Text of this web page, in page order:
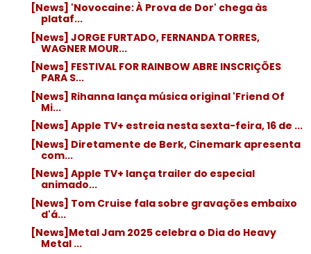
[News] 'Novocaine: À Prova de Dor' chega às
plataf...
[News] JORGE FURTADO, FERNANDA TORRES,
WAGNER MOUR...
[News] FESTIVAL FOR RAINBOW ABRE INSCRIÇÕES
PARA S...
[News] Rihanna lança música original 'Friend Of
Mi...
[News] Apple TV+ estreia nesta sexta-feira, 16 de ...
[News] Diretamente de Berk, Cinemark apresenta
com...
[News] Apple TV+ lança trailer do especial
animado...
[News] Tom Cruise fala sobre gravações embaixo
d'á...
[News]Metal Jam 2025 celebra o Dia do Heavy
Metal ...